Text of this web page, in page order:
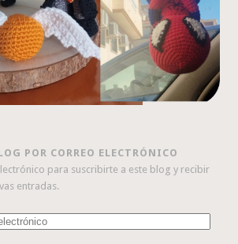
POR CORREO ELECTRÓNICO
para suscribirte a este blog y recibir
entradas.